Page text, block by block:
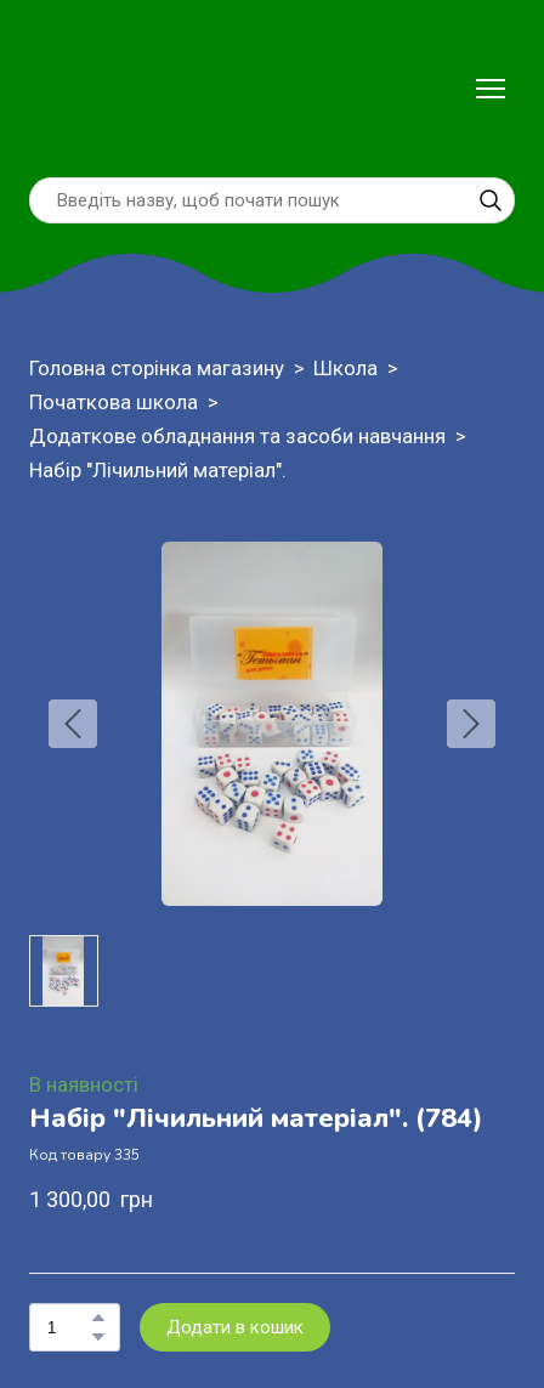
Головна сторінка магазину
Школа
Початкова школа
Додаткове обладнання та засоби навчання
Набір "Лічильний матеріал".
В наявності
Набір "Лічильний матеріал". (784)
Код товару 335
1 300,00  грн
Додати в кошик